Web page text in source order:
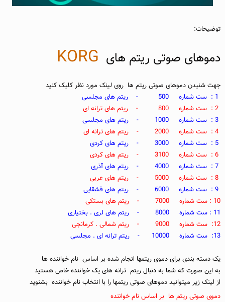
توضیحات:
دموهای صوتی ریتم های KORG
جهت شنیدن دموهای صوتی ریتم ها روی لینک مورد نظر کلیک کنید
10 : ست شماره 7000 - ریتم های بستکی
11 : ست شماره 8000 - ریتم های لری . بختیاری
12: ست شماره 9000 - ریتم شمالی . کرمانجی
13: ست شماره 10000 - ریتم ترانه ای . مجلسی
یک دسته بندی برای دموی ریتمها انجام شده بر اساس نام خواننده ها
به این صورت که شما به دنبال ریتم ترانه های یک خواننده خاص هستید
از لینک زیر میتوانید دموهای صوتی ریتمها را با انتخاب نام خواننده بشنوید
دموی صوتی ریتم ها بر اساس نام خواننده